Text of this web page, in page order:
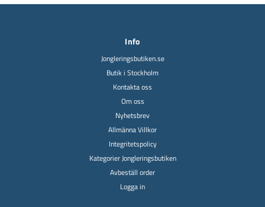
Info
Jongleringsbutiken.se
Butik i Stockholm
Kontakta oss
Om oss
Nyhetsbrev
Allmänna Villkor
Integritetspolicy
Kategorier Jongleringsbutiken
Avbeställ order
Logga in